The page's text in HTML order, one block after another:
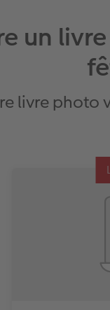
un
livre photo